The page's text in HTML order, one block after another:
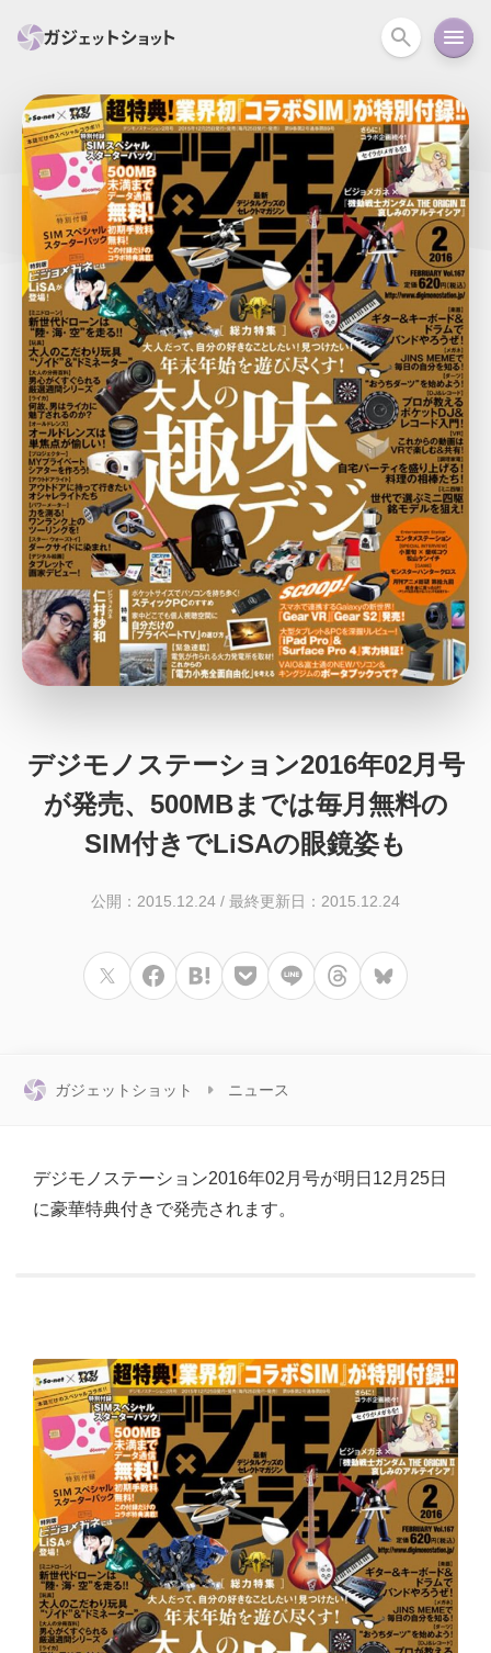
すべて スマホ PC関連 カメラ ウェアラ
セール情報 スマートホーム アクションカメラ カメラ
回線 iPhone iPad Mac Android コラム
ガイド ニュース オーディオ 周辺機器
デジモノステーション2016年02月号
が発売、500MBまでは毎月無料の
SIM付きでLiSAの眼鏡姿も
公開：2015.12.24 / 最終更新日：2015.12.24
ガジェットショット ニュース
デジモノステーション2016年02月号が明日12月25日
に豪華特典付きで発売されます。